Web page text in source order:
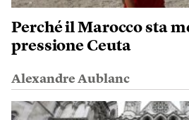
Perché il Marocco sta
pressione Ceuta
Alexandre Aublanc